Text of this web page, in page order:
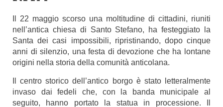
Il 22 maggio scorso una moltitudine di cittadini, riuniti
nell’antica chiesa di Santo Stefano, ha festeggiato la
Santa dei casi impossibili, ripristinando, dopo cinque
anni di silenzio, una festa di devozione che ha lontane
origini nella storia della comunità anticolana.
Il centro storico dell’antico borgo è stato letteralmente
invaso dai fedeli che, con la banda municipale al
seguito, hanno portato la statua in processione. Il